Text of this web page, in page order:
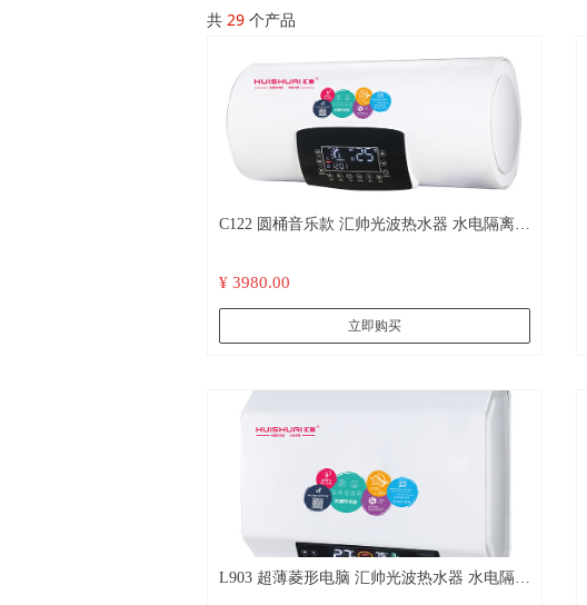
共 29 个产品
C122 圆桶音乐款 汇帅光波热水器 水电隔离
¥ 3980.00
立即购买
L903 超薄菱形电脑 汇帅光波热水器 水电隔离